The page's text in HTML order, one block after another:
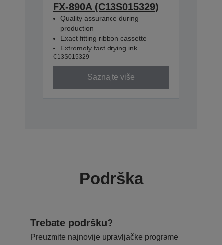
FX-890A (C13S015329)
Quality assurance during
production
Exact fitting ribbon cassette
Extremely fast drying ink
C13S015329
Saznajte više
Podrška
Trebate podršku?
Preuzmite najnovije upravljačke programe